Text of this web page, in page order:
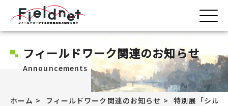
フィールドワーク関連のお知らせ
Announcements
ホーム フィールドワーク関連のお知らせ 特別展「シル